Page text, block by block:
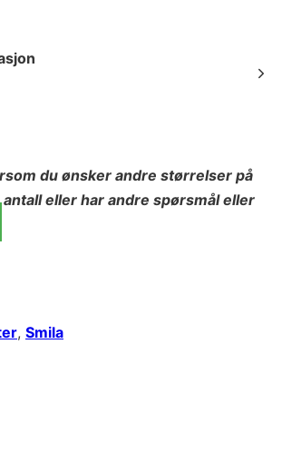
du ønsker andre størrelser på
eller har andre spørsmål eller
, Smila